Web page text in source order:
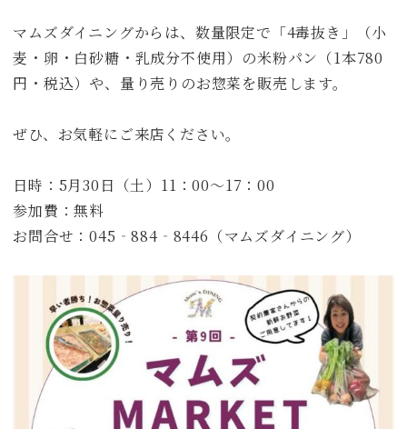
マムズダイニングからは、数量限定で「4毒抜き」（小
麦・卵・白砂糖・乳成分不使用）の米粉パン（1本780
円・税込）や、量り売りのお惣菜を販売します。
ぜひ、お気軽にご来店ください。
日時：5月30日（土）11：00～17：00
参加費：無料
お問合せ：045‐884‐8446（マムズダイニング）